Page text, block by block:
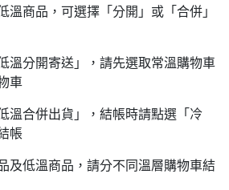
商品，可選擇「分開」或「合併」
開寄送」，請先選取常溫購物車
車
併出貨」，結帳時請點選「冷
帳
及低溫商品，請分不同溫層購物車結